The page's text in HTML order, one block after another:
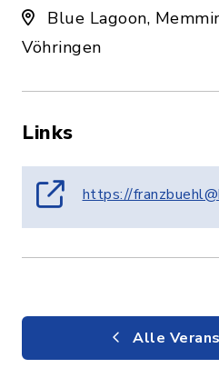
Blue Lagoon,
Vöhringen
Links
https://
Alle